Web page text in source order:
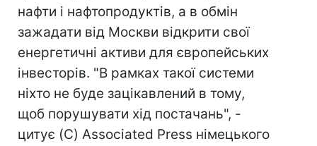
нафти і нафтопродуктів, а в обмін
зажадати від Москви відкрити свої
енергетичні активи для європейських
інвесторів. "В рамках такої системи
ніхто не буде зацікавлений в тому,
щоб порушувати хід постачань", -
цитує (C) Associated Press німецького